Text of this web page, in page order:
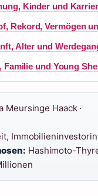
Kinder und
Rekord, Vermögen
Alter und
und Young
Meursinge Haack ·
Immobilieninvestorin
Hashimoto-